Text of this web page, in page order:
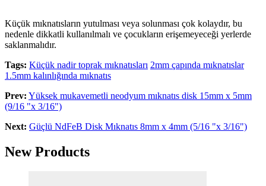
Küçük mıknatısların yutulması veya solunması çok kolaydır, bu
nedenle dikkatli kullanılmalı ve çocukların erişemeyeceği yerlerde
saklanmalıdır.
Tags: Küçük nadir toprak mıknatısları 2mm çapında mıknatıslar
1.5mm kalınlığında mıknatıs
Prev: Yüksek mukavemetli neodyum mıknatıs disk 15mm x 5mm
(9/16 "x 3/16")
Next: Güçlü NdFeB Disk Mıknatıs 8mm x 4mm (5/16 "x 3/16")
New Products